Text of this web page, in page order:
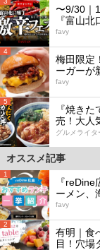
〜9/30｜
『富山
favy
4
梅田限定
ーガーが
favy
5
『焼き
売！大人
グルメライタ
オススメ記事
1
『
ーメン、
favy
2
有明｜食
目！穴場